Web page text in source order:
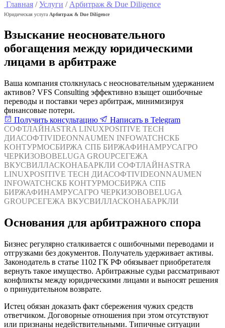
Главная /Услуги /Арбитраж & Due Diligence
Юридическая услуга Арбитраж & Due Diligence
Взыскание неосновательного
обогащения между юридическими
лицами в арбитраже
Ваша компания столкнулась с неосновательным удержанием
активов? VFS Consulting эффективно взыщет ошибочные
переводы и поставки через арбитраж, минимизируя
финансовые потери.
Получить консультацию
Написать в Telegram
СОФТЛАЙНASTRA LINUXPOSITIVE TECH
ДИАСОФТIVIDEONNAUMEN INFOWATCHСКБ
КОНТУРМОСБИРЖА СПБ БИРЖАФИНАМРУСАГРО
ЧЕРКИЗОВОBELUGA GROUPСЕГЕЖА
ВКУСВИЛЛАСКОНАБАРКЛИ СОФТЛАЙНASTRA
LINUXPOSITIVE TECH ДИАСОФТIVIDEONNAUMEN
INFOWATCHСКБ КОНТУРМОСБИРЖА СПБ
БИРЖАФИНАМРУСАГРО ЧЕРКИЗОВОBELUGA
GROUPСЕГЕЖА ВКУСВИЛЛАСКОНАБАРКЛИ
Основания для арбитражного спора
Бизнес регулярно сталкивается с ошибочными переводами и
отгрузками без документов. Получатель удерживает активы.
Законодатель в статье 1102 ГК РФ обязывает приобретателя
вернуть такое имущество. Арбитражные судьи рассматривают
конфликты между юридическими лицами и выносят решения
о принудительном возврате.
Истец обязан доказать факт сбережения чужих средств
ответчиком. Договорные отношения при этом отсутствуют
или признаны недействительными. Типичные ситуации